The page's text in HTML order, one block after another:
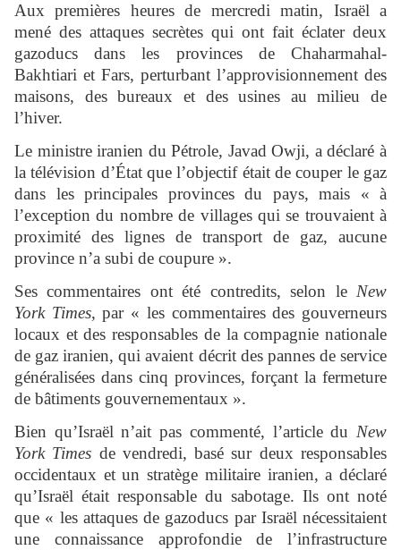
Aux premières heures de mercredi matin, Israël a
mené des attaques secrètes qui ont fait éclater deux
gazoducs dans les provinces de Chaharmahal-
Bakhtiari et Fars, perturbant l’approvisionnement des
maisons, des bureaux et des usines au milieu de
l’hiver.
Le ministre iranien du Pétrole, Javad Owji, a déclaré à
la télévision d’État que l’objectif était de couper le gaz
dans les principales provinces du pays, mais « à
l’exception du nombre de villages qui se trouvaient à
proximité des lignes de transport de gaz, aucune
province n’a subi de coupure ».
Ses commentaires ont été contredits, selon le New
York Times, par « les commentaires des gouverneurs
locaux et des responsables de la compagnie nationale
de gaz iranien, qui avaient décrit des pannes de service
généralisées dans cinq provinces, forçant la fermeture
de bâtiments gouvernementaux ».
Bien qu’Israël n’ait pas commenté, l’article du New
York Times de vendredi, basé sur deux responsables
occidentaux et un stratège militaire iranien, a déclaré
qu’Israël était responsable du sabotage. Ils ont noté
que « les attaques de gazoducs par Israël nécessitaient
une connaissance approfondie de l’infrastructure